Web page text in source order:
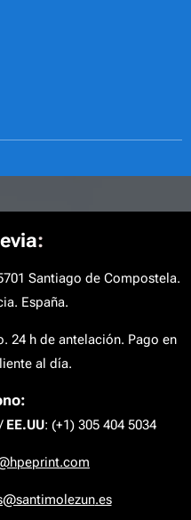
:
Santiago de Compostela.
España.
24 h de antelación. Pago en
al día.
EE.UU: (+1) 305 404 5034
.es